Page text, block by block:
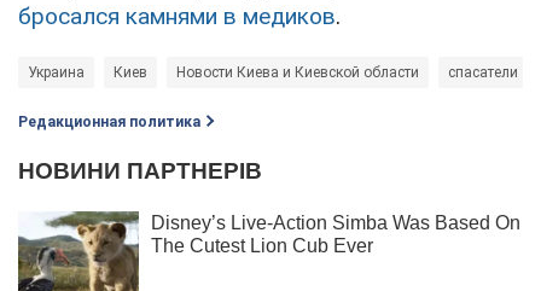
бросался камнями в медиков.
Украина Киев Новости Киева и Киевской области спасатели
Редакционная политика